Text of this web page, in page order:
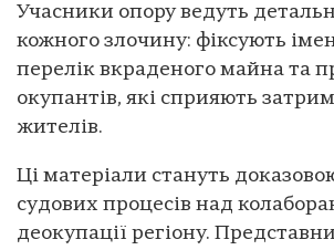
Учасники опору ведуть
кожного злочину: фіксують
перелік вкраденого майна та
окупантів, які сприяють
жителів.
Ці матеріали стануть
судових процесів над
деокупації регіону.